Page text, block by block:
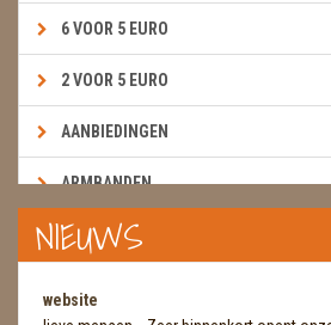
6 VOOR 5 EURO
2 VOOR 5 EURO
AANBIEDINGEN
ARMBANDEN
BOEKEN & KAARTEN E.A.R.T.H.
NIEUWS
website